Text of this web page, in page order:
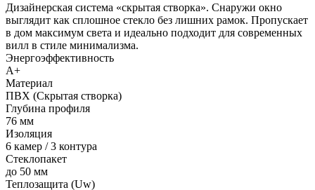
Дизайнерская система «скрытая створка». Снаружи окно
выглядит как сплошное стекло без лишних рамок. Пропускает
в дом максимум света и идеально подходит для современных
вилл в стиле минимализма.
Энергоэффективность
A+
Материал
ПВХ (Скрытая створка)
Глубина профиля
76 мм
Изоляция
6 камер / 3 контура
Стеклопакет
до 50 мм
Теплозащита (Uw)